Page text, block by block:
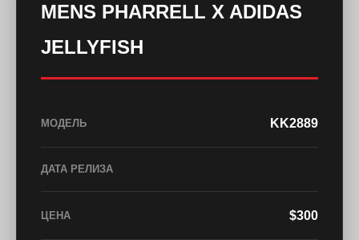
MENS PHARRELL X ADIDAS
JELLYFISH
МОДЕЛЬ KK2889
ДАТА РЕЛИЗА
ЦЕНА $300